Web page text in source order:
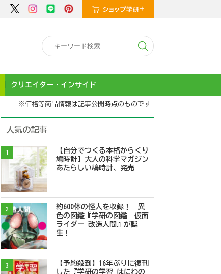
クリエイター・インサイド
※価格等商品情報は記事公開時点のものです
人気の記事
1
【自分でつくる本格からくり
鳩時計】大人の科学マガジン
あたらしい鳩時計、発売
2
約600体の怪人を収録！ 異
色の図鑑『学研の図鑑 仮面
ライダー 改造人間』が誕
生！
3
【予約殺到】16年ぶりに復刊
した『学研の学習 はにわの